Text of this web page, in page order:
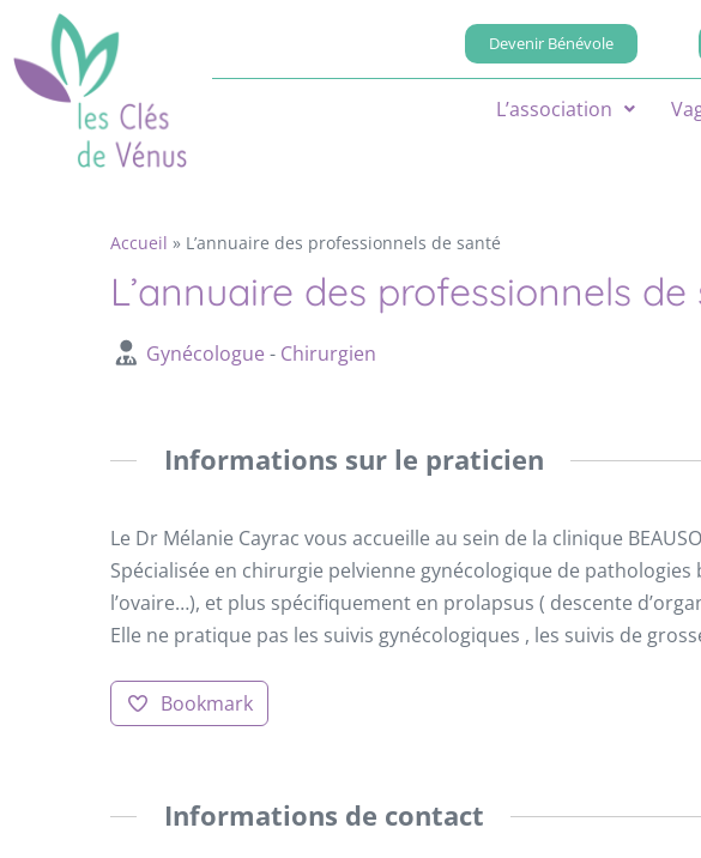
Devenir Bénévole
L’association
Accueil » L’annuaire des professionnels de santé
L’annuaire des professionnels de
Gynécologue - Chirurgien
Informations sur le praticien
Le Dr Mélanie Cayrac vous accueille au sein de la clinique
Spécialisée en chirurgie pelvienne gynécologique de
l’ovaire…), et plus spécifiquement en prolapsus ( descente
Elle ne pratique pas les suivis gynécologiques , les suivis de
Bookmark
Informations de contact